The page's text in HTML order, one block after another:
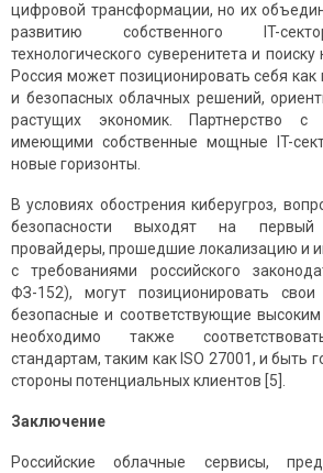
цифровой трансформации, но их
развитию собственного IT-
технологического суверенитета и
Россия может позиционировать себя
и безопасных облачных решений,
растущих экономик. Партнерство
имеющими собственные мощные IT-
новые горизонты.
В условиях обострения киберугроз,
безопасности выходят на первый
провайдеры, прошедшие локализацию и
с требованиями российского
ФЗ-152), могут позиционировать
безопасные и соответствующие
необходимо также
стандартам, таким как ISO 27001, и быть
стороны потенциальных клиентов [5].
Заключение
Российские облачные сервисы,